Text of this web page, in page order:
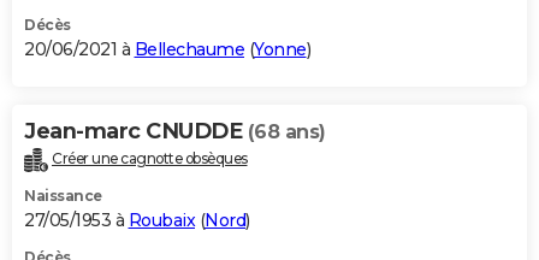
Décès
20/06/2021 à Bellechaume (Yonne)
Jean-marc CNUDDE (68 ans)
Créer une cagnotte obsèques
Naissance
27/05/1953 à Roubaix(Nord)